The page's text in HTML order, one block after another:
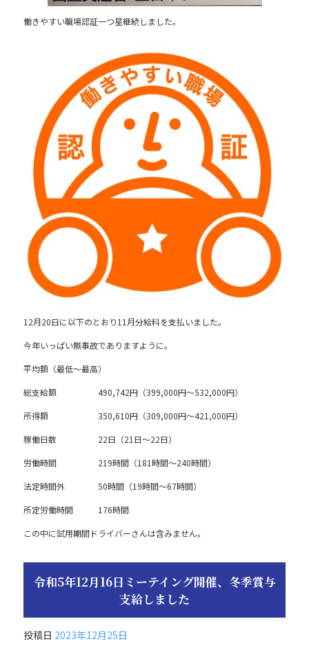
働きやすい職場認証一つ星継続しました。
12月20日に以下のとおり11月分給料を支払いました。
今年いっぱい無事故でありますように。
平均額（最低～最高）
総支給額 490,742円（399,000円～532,000円）
所得額 350,610円（309,000円～421,000円）
稼働日数 22日（21日～22日）
労働時間 219時間（181時間～240時間）
法定時間外 50時間（19時間～67時間）
所定労働時間 176時間
この中に試用期間ドライバーさんは含みません。
令和5年12月16日ミーテイング開催、冬季賞与
支給しました
投稿日 2023年12月25日